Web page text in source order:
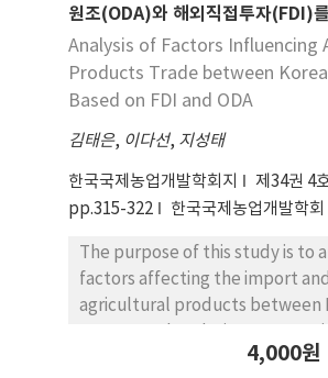
도상국에 투자 하는 것을 선호하지만
매출 총이익률이 높은 기업들은 단기
다는 혁 신 역량 개발, 제품 차별화와
전략적 목표를 우선시하고 있기에 성
대적으로 낮다는 점을 강조한다. 이는
안정적인 시장 환경과 고부가가치 기
비해 상대적으로 덜 제공하기 때문이
2022년까지 미국 다국적 기업들의 해
동 데이터를 분석한 결과, 이러한 가
다. 본 연구는 성과하락이 특정 투자
게 이어지지 않으며, 기업 의 전략적
라질 수 있다는 점을 다국적 기업들
입지 선정 맥락에 서 강조하여 기존의
원조(ODA)와 해외직접투자(FDI)
Analysis of Factors Influencing
Products Trade between Korea
Based on FDI and ODA
김태은, 이다선, 지성태
한국국제농업개발학회지
제34권 4
pp.315-322
한국국제농업개발학회
The purpose of this study is to
factors affecting the import
agricultural products between
the agricultural sector. With
4,000원